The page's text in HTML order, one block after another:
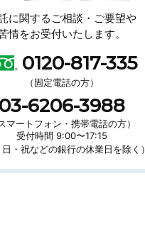
に関するご相談・ご要望や
情をお受付いたします。
問
い
合
わ
せ
先
0120-817-335
（固定電話の方）
03-6206-3988
スマートフォン・携帯電話の方）
受付時間 9:00〜17:15
日・祝などの銀行の休業日を除く）